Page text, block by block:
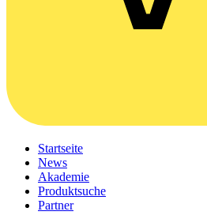
Startseite
News
Akademie
Produktsuche
Partner